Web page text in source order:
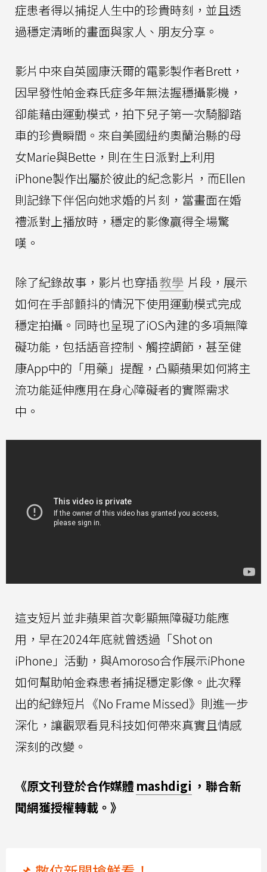
症患者得以捕捉人生中的珍貴時刻，並且透
過穩定清晰的畫面與家人、朋友分享。
影片中來自英國康沃爾的電影製作者Brett，
因早發性帕金森氏症多年無法握穩攝影機，
卻能藉由運動模式，拍下兒子第一次騎腳踏
車的珍貴瞬間。來自美國紐約奧蘭治縣的母
女Marie與Bette，則在生日派對上利用
iPhone製作出屬於彼此的紀念影片，而Ellen
則記錄下伴侶向她求婚的片刻，當畫面在婚
禮派對上播放時，穩定的影像贏得全場驚
嘆。
除了紀錄故事，影片也穿插教學 片段，展示
如何在手部顫抖的情況下使用運動模式完成
穩定拍攝。同時也呈現了iOS內建的多項無障
礙功能，包括語音控制、觸控調節，甚至健
康App中的「用藥」提醒，凸顯蘋果如何將主
流功能延伸應用在身心障礙者的實際需求
中。
這支短片並非蘋果首次彰顯無障礙功能應
用，早在2024年底就曾透過「Shot on
iPhone」活動，與Amoroso合作展示iPhone
如何幫助帕金森患者捕捉穩定影像。此次釋
出的紀錄短片《No Frame Missed》則進一步
深化，讓觀眾看見科技如何帶來真實且情感
深刻的改變。
《原文刊登於合作媒體 mashdigi ，聯合新
聞網獲授權轉載。》